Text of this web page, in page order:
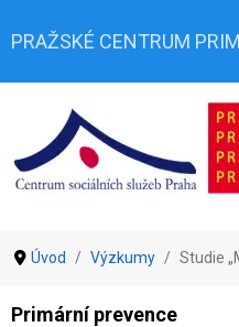
PRAŽSKÉ CENTRUM
Úvod Výzkumy Studie
Primární prevence